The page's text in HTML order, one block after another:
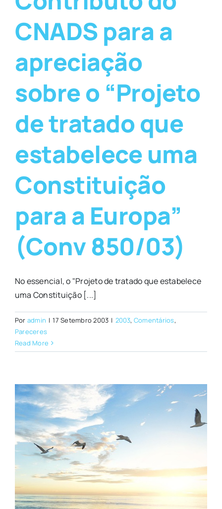
CNADS para a
apreciação
sobre o “Projeto
de tratado que
estabelece uma
Constituição
para a Europa”
(Conv 850/03)
No essencial, o "Projeto de tratado que estabelece
uma Constituição [...]
Por admin | 17 Setembro 2003 | 2003, Comentários,
Pareceres
Read More